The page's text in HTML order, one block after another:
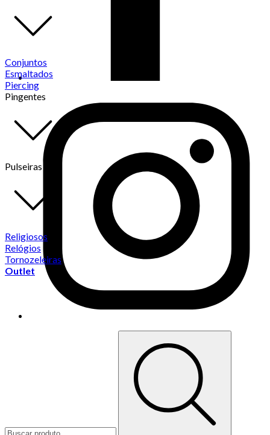
Conjuntos
Esmaltados
Piercing
Pingentes
Pulseiras
Religiosos
Relógios
Tornozeleiras
Outlet